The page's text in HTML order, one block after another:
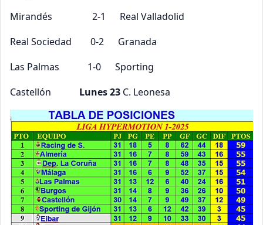
Mirandés 2-1 Real Valladolid
Real Sociedad 0-2 Granada
Las Palmas 1-0 Sporting
Castellón Lunes 23 C. Leonesa